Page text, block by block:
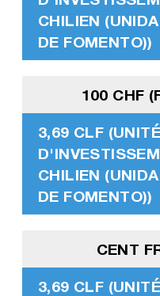
CHILIEN
DE FOMENTO))
100 CHF
3,69 CLF (UNITÉ
CHILIEN
DE FOMENTO))
CENT
3,69 CLF (UNITÉ